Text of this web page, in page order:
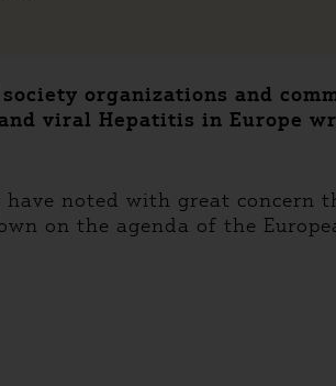
organizations and
viral Hepatitis in Europe
noted with great concern
on the agenda of the